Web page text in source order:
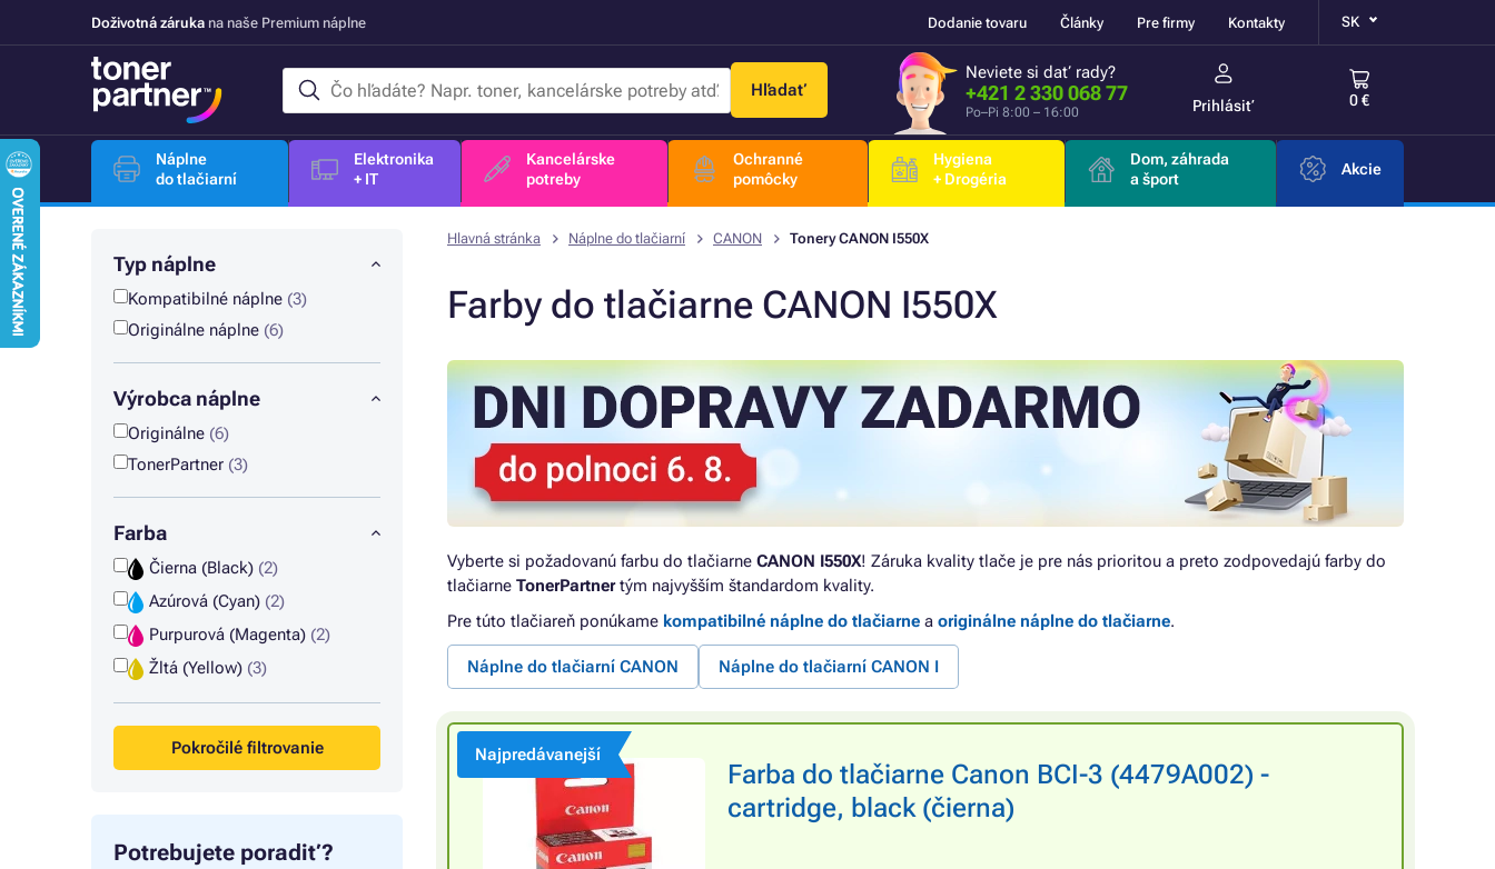
Doživotná záruka na naše Premium náplne Dodanie tovaru Články Pre firmy Kontakty SK
Hľadať
Neviete si dať rady?
+421 2 330 068 77
Po–Pi 8:00 – 16:00 Prihlásiť 0 €
Náplne
do tlačiarní
Elektronika
+ IT
Kancelárske
potreby
Ochranné
pomôcky
Hygiena
+ Drogéria
Dom, záhrada
a šport
Akcie
Typ náplne
Kompatibilné náplne (3)
Originálne náplne (6)
Výrobca náplne
Originálne (6)
TonerPartner (3)
Farba
Čierna (Black) (2)
Azúrová (Cyan) (2)
Purpurová (Magenta) (2)
Žltá (Yellow) (3)
Pokročilé filtrovanie
Potrebujete poradiť?
Hlavná stránka Náplne do tlačiarní CANON Tonery CANON I550X
Farby do tlačiarne CANON I550X
Vyberte si požadovanú farbu do tlačiarne CANON I550X! Záruka kvality tlače je pre nás prioritou a preto zodpovedajú farby do
tlačiarne TonerPartnertým najvyšším štandardom kvality.
Pre túto tlačiareň ponúkame kompatibilné náplne do tlačiarne a originálne náplne do tlačiarne.
Náplne do tlačiarní CANON Náplne do tlačiarní CANON I
Najpredávanejší
Farba do tlačiarne Canon BCI-3 (4479A002) -
cartridge, black (čierna)